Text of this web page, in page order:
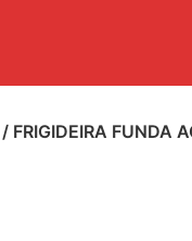
/ FRIGIDEIRA FUNDA